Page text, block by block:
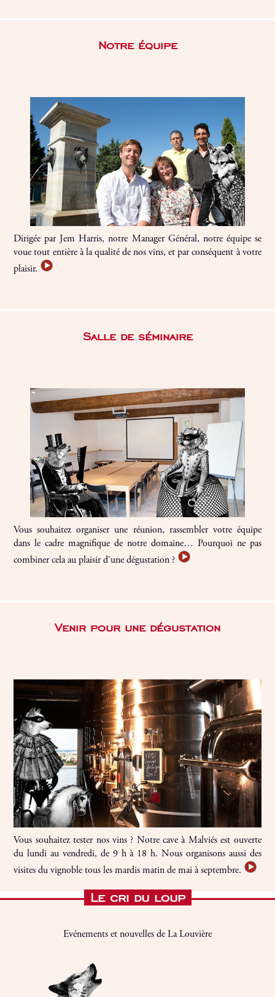
Notre équipe
Dirigée par Jem Harris, notre Manager Général, notre équipe se
voue tout entière à la qualité de nos vins, et par conséquent à votre
plaisir.
Salle de séminaire
Vous souhaitez organiser une réunion, rassembler votre équipe
dans le cadre magnifique de notre domaine… Pourquoi ne pas
combiner cela au plaisir d’une dégustation ?
Venir pour une dégustation
Vous souhaitez tester nos vins ? Notre cave à Malviés est ouverte
du lundi au vendredi, de 9 h à 18 h. Nous organisons aussi des
visites du vignoble tous les mardis matin de mai à septembre.
Le cri du loup
Evénements et nouvelles de La Louvière